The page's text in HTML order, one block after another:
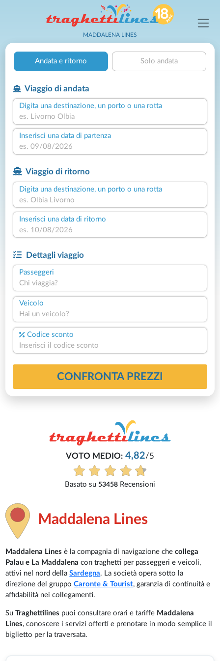
MADDALENA LINES
Andata e ritorno Solo andata
Viaggio di andata
Digita una destinazione, un porto o una rotta
Inserisci una data di partenza
Viaggio di ritorno
Digita una destinazione, un porto o una rotta
Inserisci una data di ritorno
Dettagli viaggio
Passeggeri
Chi viaggia?
Veicolo
Hai un veicolo?
Codice sconto
CONFRONTA PREZZI
Maddalena Lines
Maddalena Lines è la compagnia di navigazione checollega
Palau e La Maddalena con traghetti per passeggeri e veicoli,
attivi nel nord dellaSardegna. La società opera sotto la
direzione del gruppoCaronte & Tourist, garanzia di continuità e
affidabilità nei collegamenti.
SuTraghettilines puoi consultare orari e tariffe Maddalena
Lines, conoscere i servizi offerti e prenotare in modo semplice il
biglietto per la traversata.